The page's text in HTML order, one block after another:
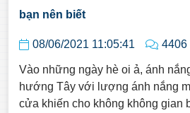
bạn nên biết
08/06/2021 11:05:41
Vào những ngày hè oi ả, ánh
hướng Tây với lượng ánh nắng
cửa khiến cho không không gian